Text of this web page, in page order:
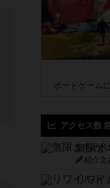
ボードゲーム
アクセス数
無限ま
紹介文